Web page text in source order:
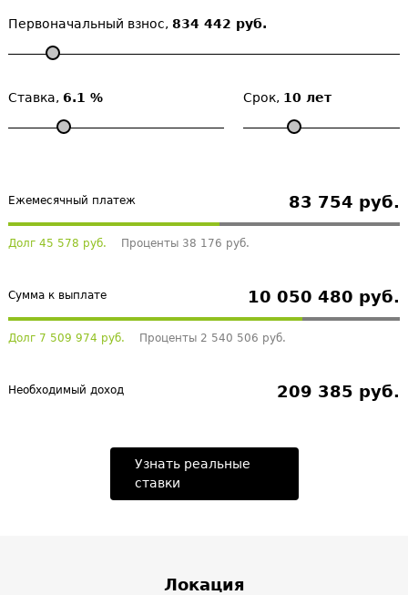
Первоначальный взнос, 834 442 руб.
Ставка, 6.1 % Срок, 10 лет
Ежемесячный платеж 83 754 руб.
Долг 45 578 руб. Проценты 38 176 руб.
Сумма к выплате 10 050 480 руб.
Долг 7 509 974 руб. Проценты 2 540 506 руб.
Необходимый доход 209 385 руб.
Узнать реальные
ставки
Локация